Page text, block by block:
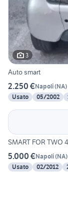
3
Auto smart
2.250 €Napoli(NA)
Usato
05/2002
SMART FOR TWO
5.000 €Napoli(NA)
Usato
02/2012